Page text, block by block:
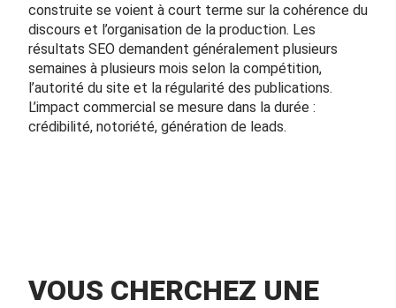
construite se voient à court terme sur la cohérence du
discours et l’organisation de la production. Les
résultats SEO demandent généralement plusieurs
semaines à plusieurs mois selon la compétition,
l’autorité du site et la régularité des publications.
L’impact commercial se mesure dans la durée :
crédibilité, notoriété, génération de leads.
VOUS CHERCHEZ UNE